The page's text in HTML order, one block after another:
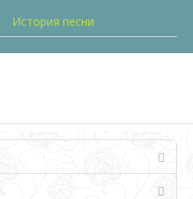
История песни